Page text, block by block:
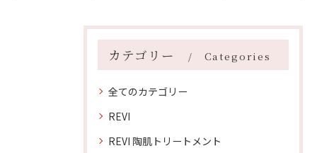
カテゴリー Categories
全てのカテゴリー
REVI
REVI 陶肌トリートメント